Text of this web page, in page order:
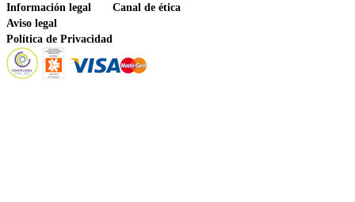
Información legal
Aviso legal
Política de Privacidad
Canal de ética